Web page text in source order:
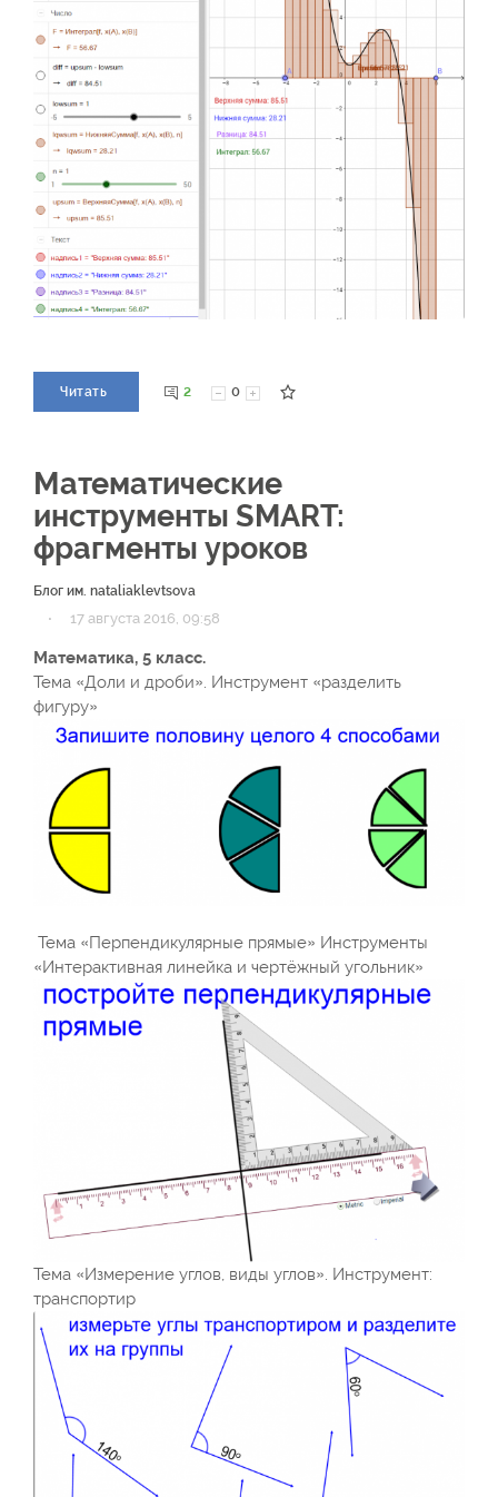
Читать 2 0
Математические
инструменты SMART:
фрагменты уроков
Блог им. nataliaklevtsova
· 17 августа 2016, 09:58
Математика, 5 класс.
Тема «Доли и дроби». Инструмент «разделить
фигуру»
Тема «Перпендикулярные прямые» Инструменты
«Интерактивная линейка и чертёжный угольник»
Тема «Измерение углов, виды углов». Инструмент:
транспортир